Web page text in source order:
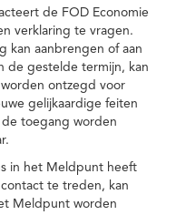
de FOD Economie
verklaring te vragen.
kan aanbrengen of aan
de gestelde termijn, kan
ontzegd voor
gelijkaardige feiten
toegang worden
in het Meldpunt heeft
te treden, kan
Meldpunt worden